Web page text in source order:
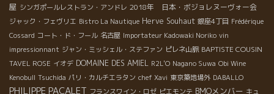
屋 シンガポールレストラン・アンドレ 2018年 日本・ボジョレヌーヴォー会
ジャック・フェヴリエ Bistro La Nautique Herve Souhaut 銀座4丁目 Frédérique
Cossard コート・ド・フール 名古屋 Importateur Kadowaki Noriko vin
impressionnant ジャン・ミッシェル・ステファン ピレネ山脈 BAPTISTE COUSIN
TAVEL ROSE イオデ DOMAINE DES AMIEL R2L'O Nagano Suwa Obi Wine
Kenobull Tsuchida パリ・カルチエラタン chef Xavi 東京築地場外 DABALLO
PHILIPPE PACALET フランスワイン・ロゼ ピエモンテ BMOメンバー キュ